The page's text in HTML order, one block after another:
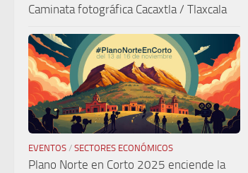
Caminata fotográfica Cacaxtla / Tlaxcala
EVENTOS / SECTORES ECONÓMICOS
Plano Norte en Corto 2025 enciende la